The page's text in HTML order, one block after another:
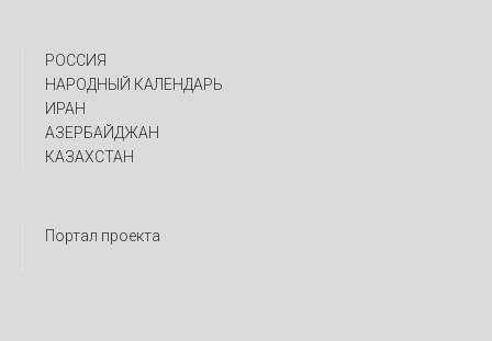
РОССИЯ
НАРОДНЫЙ КАЛЕНДАРЬ
ИРАН
АЗЕРБАЙДЖАН
КАЗАХСТАН
Портал проекта